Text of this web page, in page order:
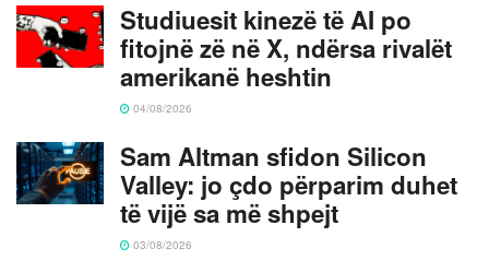
Studiuesit kinezë të AI po
fitojnë zë në X, ndërsa rivalët
amerikanë heshtin
04/08/2026
Sam Altman sfidon Silicon
Valley: jo çdo përparim duhet
të vijë sa më shpejt
03/08/2026